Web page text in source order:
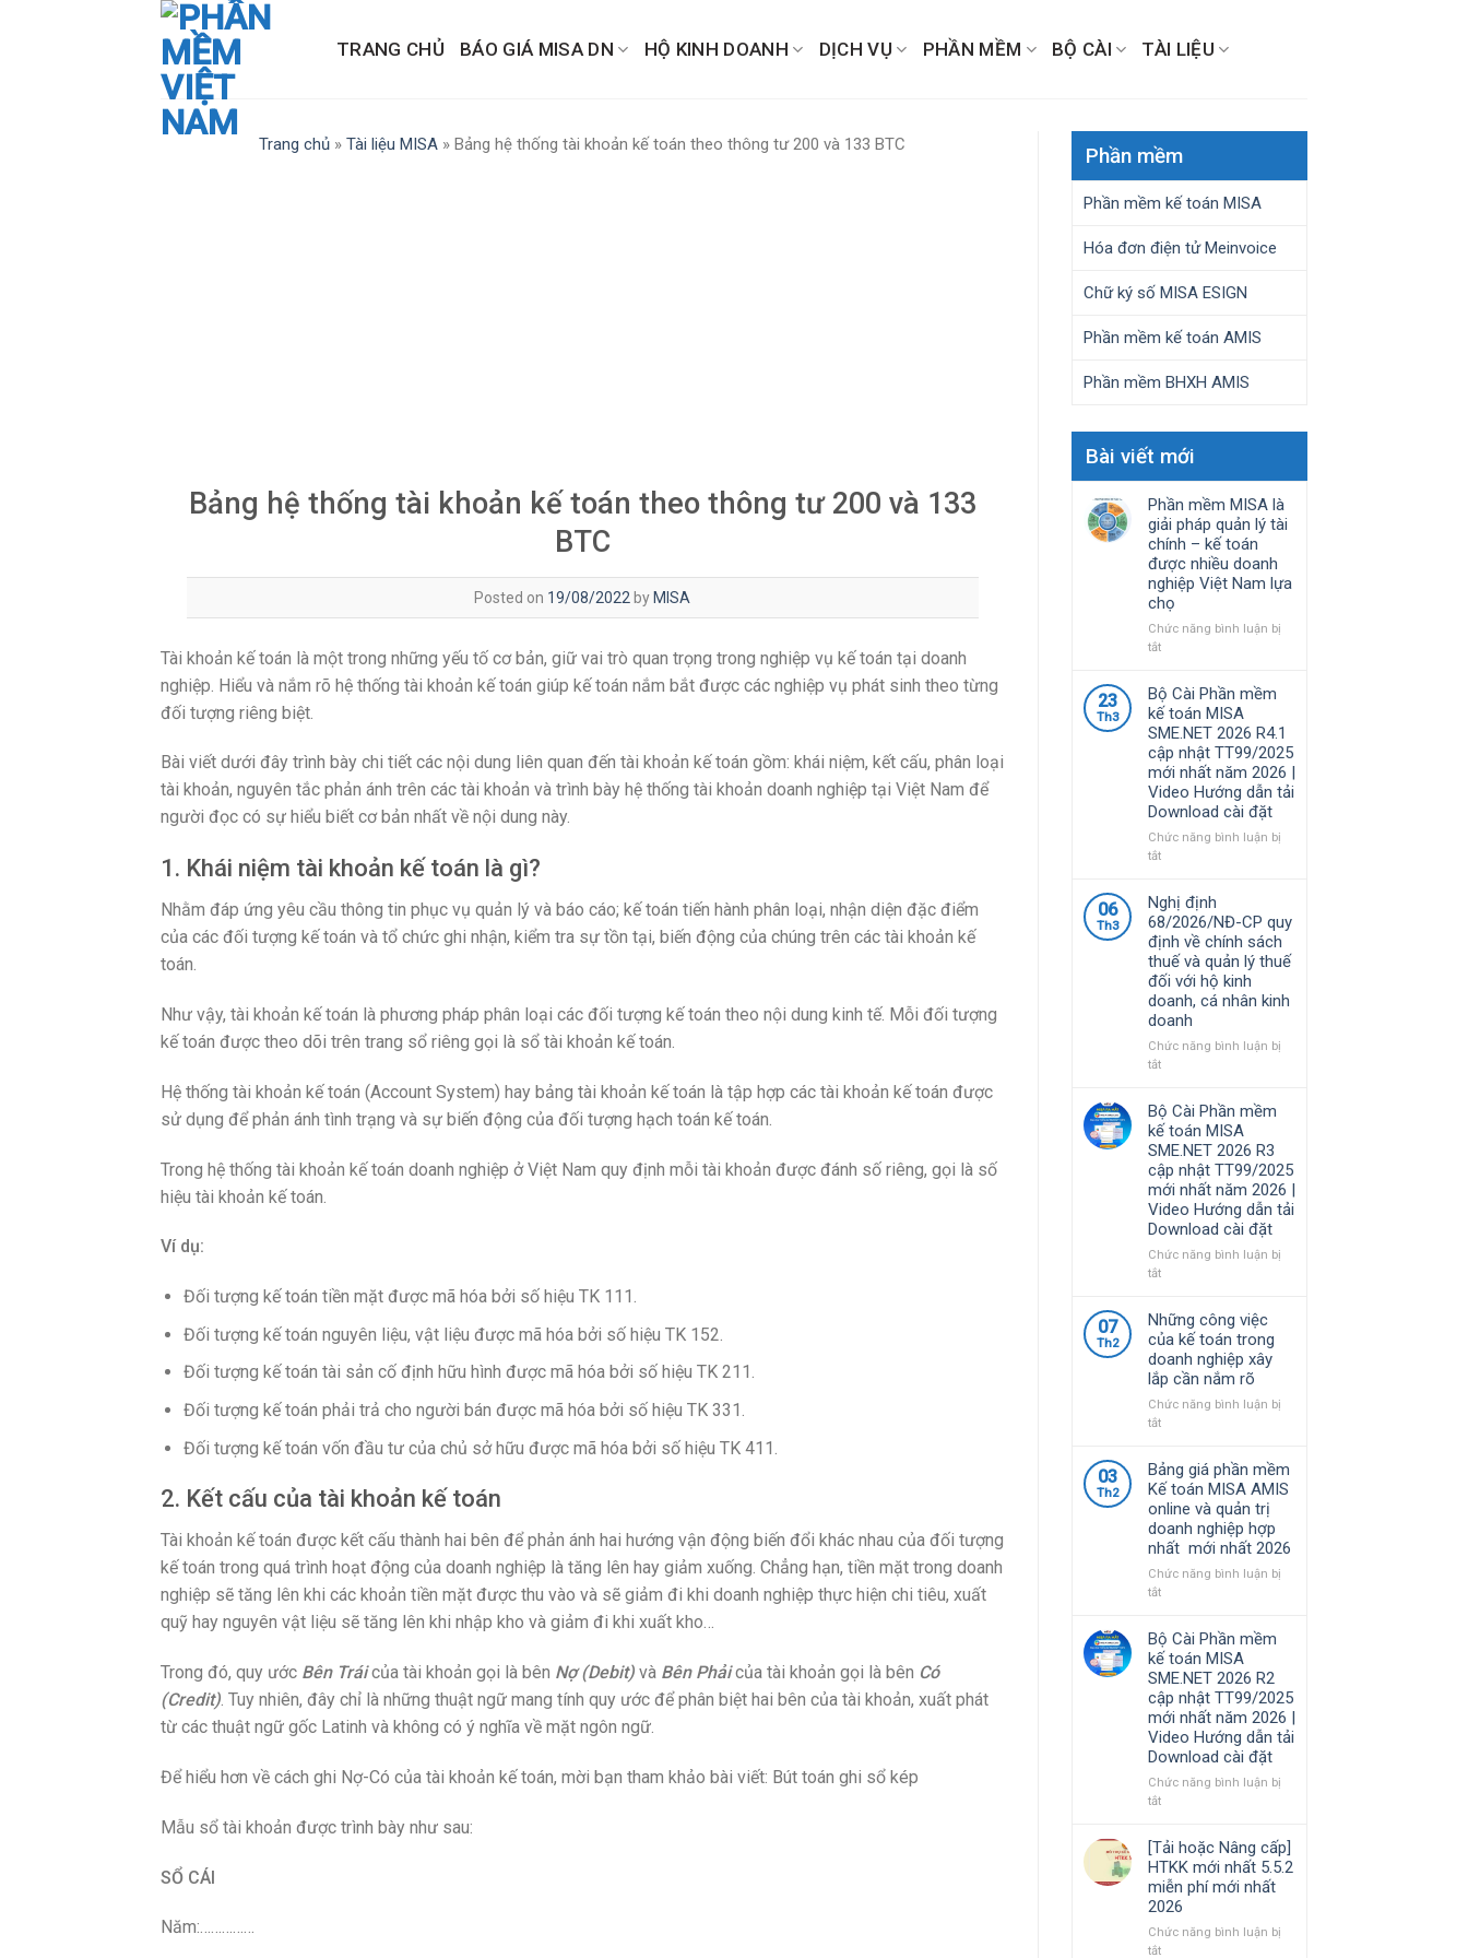
TRANG CHỦ BÁO GIÁ MISA DN HỘ KINH DOANH DỊCH VỤ PHẦN MỀM BỘ CÀI TÀI LIỆU
Trang chủ »Tài liệu MISA »Bảng hệ thống tài khoản kế toán theo thông tư 200 và 133 BTC
Bảng hệ thống tài khoản kế toán theo thông tư 200 và 133
BTC
Posted on 19/08/2022 byMISA
Tài khoản kế toán là một trong những yếu tố cơ bản, giữ vai trò quan trọng trong nghiệp vụ kế toán tại doanh
nghiệp. Hiểu và nắm rõ hệ thống tài khoản kế toán giúp kế toán nắm bắt được các nghiệp vụ phát sinh theo từng
đối tượng riêng biệt.
Bài viết dưới đây trình bày chi tiết các nội dung liên quan đến tài khoản kế toán gồm: khái niệm, kết cấu, phân loại
tài khoản, nguyên tắc phản ánh trên các tài khoản và trình bày hệ thống tài khoản doanh nghiệp tại Việt Nam để
người đọc có sự hiểu biết cơ bản nhất về nội dung này.
1. Khái niệm tài khoản kế toán là gì?
Nhằm đáp ứng yêu cầu thông tin phục vụ quản lý và báo cáo; kế toán tiến hành phân loại, nhận diện đặc điểm
của các đối tượng kế toán và tổ chức ghi nhận, kiểm tra sự tồn tại, biến động của chúng trên các tài khoản kế
toán.
Như vậy, tài khoản kế toán là phương pháp phân loại các đối tượng kế toán theo nội dung kinh tế. Mỗi đối tượng
kế toán được theo dõi trên trang sổ riêng gọi là sổ tài khoản kế toán.
Hệ thống tài khoản kế toán (Account System) hay bảng tài khoản kế toán là tập hợp các tài khoản kế toán được
sử dụng để phản ánh tình trạng và sự biến động của đối tượng hạch toán kế toán.
Trong hệ thống tài khoản kế toán doanh nghiệp ở Việt Nam quy định mỗi tài khoản được đánh số riêng, gọi là số
hiệu tài khoản kế toán.
Ví dụ:
Đối tượng kế toán tiền mặt được mã hóa bởi số hiệu TK 111.
Đối tượng kế toán nguyên liệu, vật liệu được mã hóa bởi số hiệu TK 152.
Đối tượng kế toán tài sản cố định hữu hình được mã hóa bởi số hiệu TK 211.
Đối tượng kế toán phải trả cho người bán được mã hóa bởi số hiệu TK 331.
Đối tượng kế toán vốn đầu tư của chủ sở hữu được mã hóa bởi số hiệu TK 411.
2. Kết cấu của tài khoản kế toán
Tài khoản kế toán được kết cấu thành hai bên để phản ánh hai hướng vận động biến đổi khác nhau của đối tượng
kế toán trong quá trình hoạt động của doanh nghiệp là tăng lên hay giảm xuống. Chẳng hạn, tiền mặt trong doanh
nghiệp sẽ tăng lên khi các khoản tiền mặt được thu vào và sẽ giảm đi khi doanh nghiệp thực hiện chi tiêu, xuất
quỹ hay nguyên vật liệu sẽ tăng lên khi nhập kho và giảm đi khi xuất kho…
Trong đó, quy ước Bên Tráicủa tài khoản gọi là bên Nợ (Debit) và Bên Phảicủa tài khoản gọi là bên Có
(Credit). Tuy nhiên, đây chỉ là những thuật ngữ mang tính quy ước để phân biệt hai bên của tài khoản, xuất phát
từ các thuật ngữ gốc Latinh và không có ý nghĩa về mặt ngôn ngữ.
Để hiểu hơn về cách ghi Nợ-Có của tài khoản kế toán, mời bạn tham khảo bài viết: Bút toán ghi sổ kép
Mẫu sổ tài khoản được trình bày như sau:
SỔ CÁI
Năm:……………
Phần mềm
Phần mềm kế toán MISA
Hóa đơn điện tử Meinvoice
Chữ ký số MISA ESIGN
Phần mềm kế toán AMIS
Phần mềm BHXH AMIS
Bài viết mới
Phần mềm MISA là
giải pháp quản lý tài
chính – kế toán
được nhiều doanh
nghiệp Việt Nam lựa
chọ
Chức năng bình luận bị
tắtở
mềm
MISA
là
giải
pháp
quản
lý
tài
chính
–
được
nhiều
doanh
nghiệp
Việt
Nam
lựa
23
Th3
Bộ Cài Phần mềm
kế toán MISA
SME.NET 2026 R4.1
cập nhật TT99/2025
mới nhất năm 2026 |
Video Hướng dẫn tải
Download cài đặt
Chức năng bình luận bị
tắtở
Phần
mềm
kế
toán
MISA
SME.NET
2026
R4.1
cập
mới
nhất
năm
2026
|
Video
Hướng
tải
Download
đặt
06
Th3
Nghị định
68/2026/NĐ-CP quy
định về chính sách
thuế và quản lý thuế
đối với hộ kinh
doanh, cá nhân kinh
doanh
Chức năng bình luận bị
tắtở
định
68/2026/NĐ-
CP
quy
định
về
chính
sách
thuế
và
thuế
đối
với
hộ
kinh
doanh,
kinh
doanh
Bộ Cài Phần mềm
kế toán MISA
SME.NET 2026 R3
cập nhật TT99/2025
mới nhất năm 2026 |
Video Hướng dẫn tải
Download cài đặt
Chức năng bình luận bị
tắtở
Phần
mềm
kế
toán
MISA
SME.NET
R3
cập
nhật
TT99/2025
mới
nhất
năm
2026
Hướng
dẫn
tải
Download
cài
đặt
07
Th2
Những công việc
của kế toán trong
doanh nghiệp xây
lắp cần nắm rõ
Chức năng bình luận bị
tắtở
công
việc
của
kế
toán
trong
doanh
nghiệp
cần
nắm
rõ
03
Th2
Bảng giá phần mềm
Kế toán MISA AMIS
online và quản trị
doanh nghiệp hợp
nhất mới nhất 2026
Chức năng bình luận bị
tắtở
giá
phần
mềm
Kế
toán
MISA
AMIS
online
và
quản
nghiệp
hợp
nhất
mới
nhất
2026
Bộ Cài Phần mềm
kế toán MISA
SME.NET 2026 R2
cập nhật TT99/2025
mới nhất năm 2026 |
Video Hướng dẫn tải
Download cài đặt
Chức năng bình luận bị
tắtở
Cài
Phần
mềm
kế
toán
MISA
SME.NET
[Tải hoặc Nâng cấp]
HTKK mới nhất 5.5.2
miễn phí mới nhất
2026
Chức năng bình luận bị
tắtở